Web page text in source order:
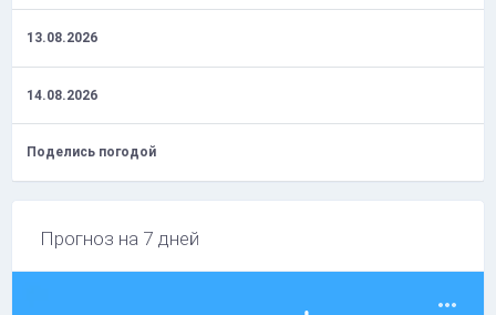
13.08.2026
14.08.2026
Поделись погодой
Прогноз на 7 дней